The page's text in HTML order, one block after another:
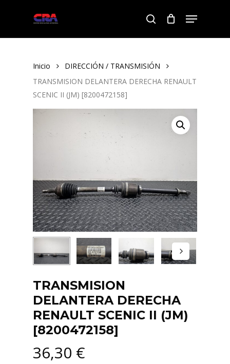
search
Menu
Inicio
DIRECCIÓN / TRANSMISIÓN
TRANSMISION DELANTERA DERECHA RENAULT
SCENIC II (JM) [8200472158]
TRANSMISION
DELANTERA DERECHA
RENAULT SCENIC II (JM)
[8200472158]
36,30 €